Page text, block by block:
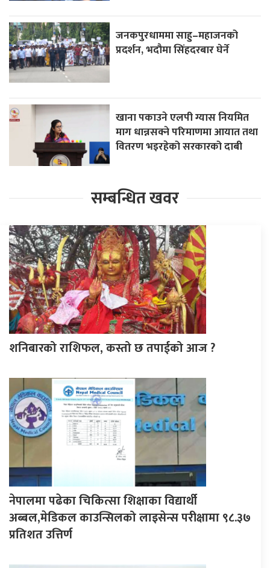
जनकपुरधाममा साहु–महाजनको
प्रदर्शन, भदौमा सिंहदरबार घेर्ने
खाना पकाउने एलपी ग्यास नियमित
माग धान्नसक्ने परिमाणमा आयात तथा
वितरण भइरहेको सरकारको दाबी
सम्बन्धित खवर
शनिबारको राशिफल, कस्तो छ तपाईको आज ?
नेपालमा पढेका चिकित्सा शिक्षाका विद्यार्थी
अब्बल,मेडिकल काउन्सिलको लाइसेन्स परीक्षामा ९८.३७
प्रतिशत उत्तिर्ण